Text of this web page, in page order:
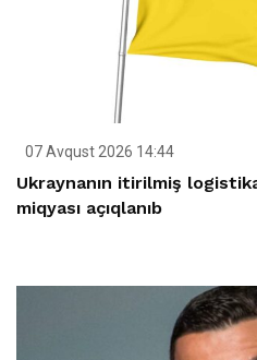
07 Avqust 2026 14:44
Ukraynanın itirilmiş
miqyası açıqlanıb